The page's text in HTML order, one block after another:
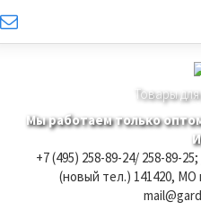
Товары
Мы работаем только
+7 (495) 258-89-24/ 258-89-
(новый тел.) 141420, МО